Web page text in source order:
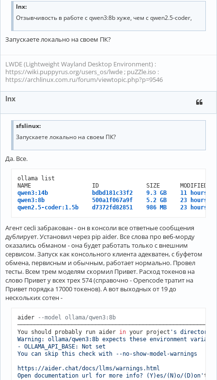
lnx:
Отзывчивость в работе с qwen3:8b хуже, чем с qwen2.5-coder,
Запускаете локально на своем ПК?
LWDE (Lightweight Wayland Desktop Environment) :
https://wiki.puppyrus.org/users_os/lwde ; puZZle.iso :
https://archlinux.com.ru/forum/viewtopic.php?p=9546
lnx
sfslinux:
Запускаете локально на своем ПК?
Да. Все.
ollama list
qwen3:14b             bdbd181c33f2    9.3 GB    11 hours
qwen3:8b              500a1f067a9f    5.2 GB    23 hours
qwen2.5-coder:1.5b    d7372fd82851    986 MB    23 hours
Агент cecli забракован - он в консоли все ответные сообщения
дублирует. Установил через pip aider. Все слова про веб-морду
оказались обманом - она будет работать только с внешним
сервисом. Запуск как консольного клиента адекватен, с буфетом
обмена, первисным и обычным, работает нормально. Провел
тесты. Всем трем моделям скормил Привет. Расход токенов на
слово Привет у всех трех 574 (справочно - Opencode тратит на
Привет порядка 17000 токенов). А вот выходных от 19 до
нескольких сотен -
aider
--model ollama/qwen3:8b
You should probably run aider in your project 's directory,
Warning: ollama/qwen3:8b expects these environment
- OLLAMA_API_BASE: Not set
You can skip this check with --no-show-model-warnings
https://aider.chat/docs/llms/warnings.html
Open documentation url for more info? (Y)es/(N)o/(D)on't